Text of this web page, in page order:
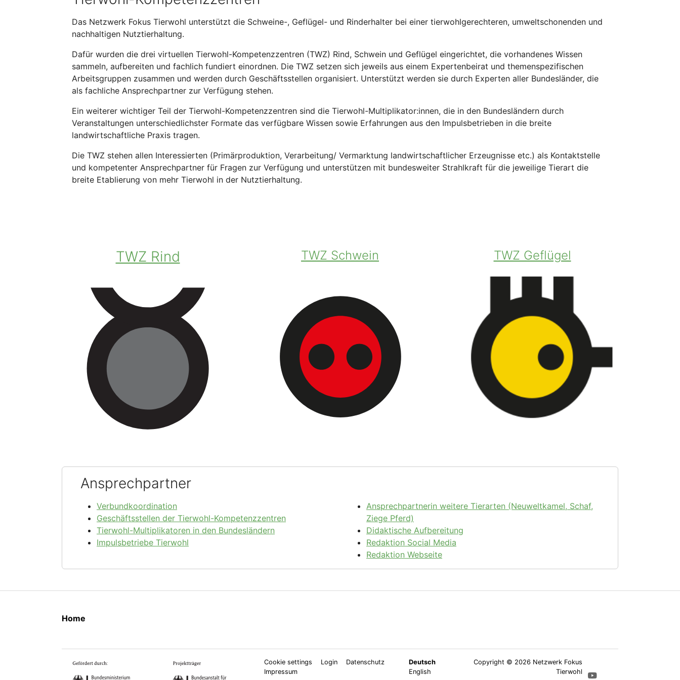
Das Netzwerk Fokus Tierwohl unterstützt die Schweine-, Geflügel- und Rinderhalter bei einer tierwohlgerechteren, umweltschonenden und
nachhaltigen Nutztierhaltung.
Dafür wurden die drei virtuellen Tierwohl-Kompetenzzentren (TWZ) Rind, Schwein und Geflügel eingerichtet, die vorhandenes Wissen
sammeln, aufbereiten und fachlich fundiert einordnen. Die TWZ setzen sich jeweils aus einem Expertenbeirat und themenspezifischen
Arbeitsgruppen zusammen und werden durch Geschäftsstellen organisiert. Unterstützt werden sie durch Experten aller Bundesländer, die
als fachliche Ansprechpartner zur Verfügung stehen.
Ein weiterer wichtiger Teil der Tierwohl-Kompetenzzentren sind die Tierwohl-Multiplikator:innen, die in den Bundesländern durch
Veranstaltungen unterschiedlichster Formate das verfügbare Wissen sowie Erfahrungen aus den Impulsbetrieben in die breite
landwirtschaftliche Praxis tragen.
Die TWZ stehen allen Interessierten (Primärproduktion, Verarbeitung/ Vermarktung landwirtschaftlicher Erzeugnisse etc.) als Kontaktstelle
und kompetenter Ansprechpartner für Fragen zur Verfügung und unterstützen mit bundesweiter Strahlkraft für die jeweilige Tierart die
breite Etablierung von mehr Tierwohl in der Nutztierhaltung.
TWZ Rind TWZ Schwein TWZ Geflügel
Ansprechpartner
Verbundkoordination
Geschäftsstellen der Tierwohl-Kompetenzzentren
Tierwohl-Multiplikatoren in den Bundesländern
Impulsbetriebe Tierwohl
Ansprechpartnerin weitere Tierarten (Neuweltkamel, Schaf,
Ziege Pferd)
Didaktische Aufbereitung
Redaktion Social Media
Redaktion Webseite
Home
Cookie settings Login
Datenschutz
Impressum
Deutsch
English
Copyright © 2026 Netzwerk Fokus
Tierwohl